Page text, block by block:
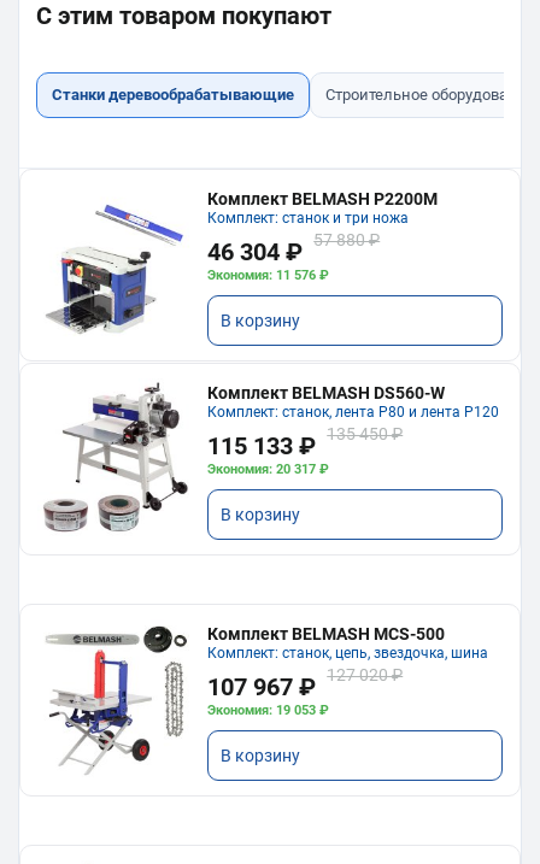
С этим товаром покупают
Станки деревообрабатывающие Строительное оборудование
Комплект BELMASH P2200M
Комплект: станок и три ножа
46 304 ₽ 57 880 ₽
Экономия: 11 576 ₽
В корзину
Комплект BELMASH DS560-W
Комплект: станок, лента P80 и лента P120
115 133 ₽ 135 450 ₽
Экономия: 20 317 ₽
В корзину
Комплект BELMASH MCS-500
Комплект: станок, цепь, звездочка, шина
107 967 ₽ 127 020 ₽
Экономия: 19 053 ₽
В корзину